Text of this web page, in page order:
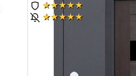
★★★★★
★★★★★